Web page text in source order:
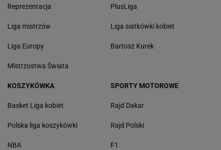
Reprezentacja
Liga mistrzów
Liga Europy
Mistrzostwa Świata
PlusLiga
Liga siatkówki kobiet
Bartosz Kurek
KOSZYKÓWKA
Basket Liga kobiet
Polska liga koszykówki
NBA
SPORTY MOTOROWE
Rajd Dakar
Rajd Polski
F1